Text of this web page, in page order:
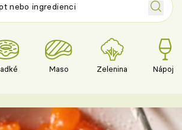
Maso Zelenina Nápoje